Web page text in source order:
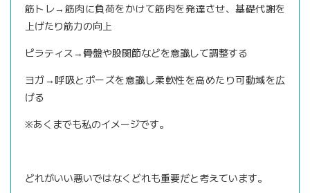
筋トレ→筋肉に負荷をかけて筋肉を発達させ、基礎代謝を
上げたり筋力の向上
ピラティス→骨盤や股関節などを意識して調整する
ヨガ→呼吸とポーズを意識し柔軟性を高めたり可動域を広
げる
※あくまでも私のイメージです。
どれがいい悪いではなくどれも重要だと考えています。